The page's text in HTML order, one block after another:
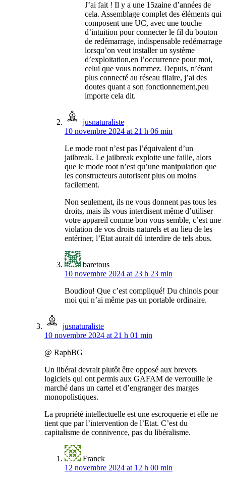
J’ai fait ! Il y a une 15zaine d’années de
cela. Assemblage complet des éléments qui
composent une UC, avec une touche
d’intuition pour connecter le fil du bouton
de redémarrage, indispensable redémarrage
lorsqu’on veut installer un système
d’exploitation,en l’occurrence pour moi,
celui que vous nommez. Depuis, n’étant
plus connecté au réseau filaire, j’ai des
doutes quant a son fonctionnement,peu
importe cela dit.
jusnaturaliste
10 novembre 2024 at 21 h 06 min
Le mode root n’est pas l’équivalent d’un
jailbreak. Le jailbreak exploite une faille, alors
que le mode root n’est qu’une manipulation que
les constructeurs autorisent plus ou moins
facilement.
Non seulement, ils ne vous donnent pas tous les
droits, mais ils vous interdisent même d’utiliser
votre appareil comme bon vous semble, c’est une
violation de vos droits naturels et au lieu de les
entériner, l’Etat aurait dû interdire de tels abus.
baretous
10 novembre 2024 at 23 h 23 min
Boudiou! Que c’est compliqué! Du chinois pour
moi qui n’ai même pas un portable ordinaire.
jusnaturaliste
10 novembre 2024 at 21 h 01 min
@ RaphBG
Un libéral devrait plutôt être opposé aux brevets
logiciels qui ont permis aux GAFAM de verrouille le
marché dans un cartel et d’engranger des marges
monopolistiques.
La propriété intellectuelle est une escroquerie et elle ne
tient que par l’intervention de l’Etat. C’est du
capitalisme de connivence, pas du libéralisme.
Franck
12 novembre 2024 at 12 h 00 min